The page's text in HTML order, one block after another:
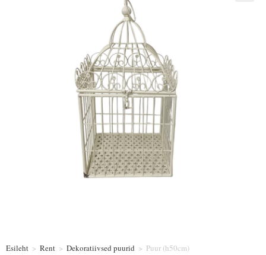
Esileht > Rent > Dekoratiivsed puurid > Puur (h50cm)